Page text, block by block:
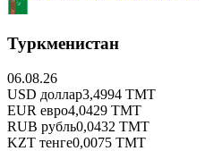
Туркменистан
06.08.26
USD доллар3,4994 TMT
EUR евро4,0429 TMT
RUB рубль0,0432 TMT
KZT тенге0,0075 TMT